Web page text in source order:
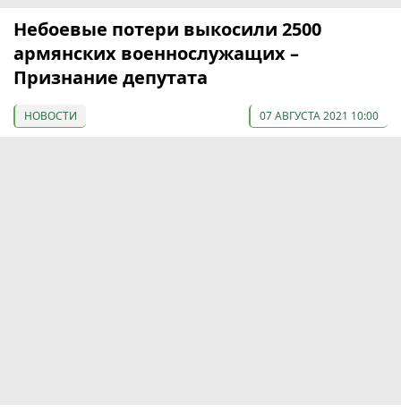
Небоевые потери выкосили 2500
армянских военнослужащих –
Признание депутата
НОВОСТИ 07 АВГУСТА 2021 10:00